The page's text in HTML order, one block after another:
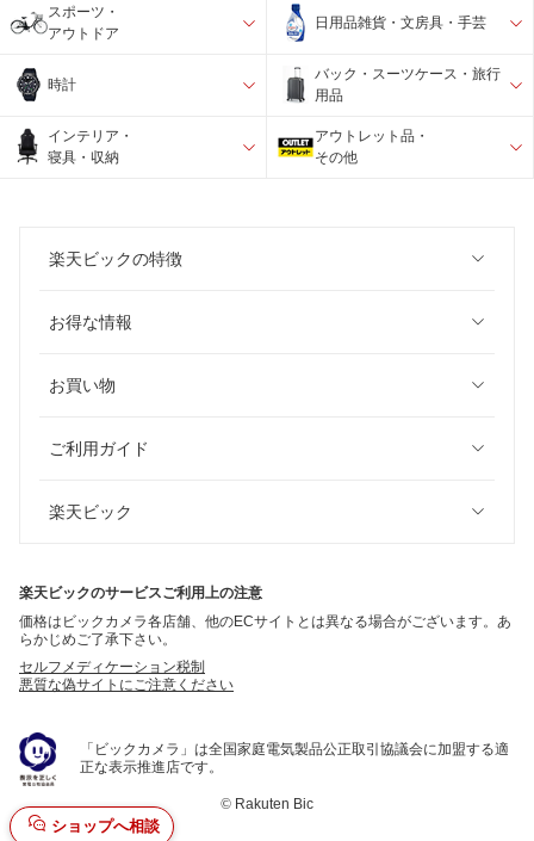
ショップへ相談
スポーツ・
アウトドア
日用品雑貨・文房具・手芸
時計
バック・スーツケース・旅行
用品
インテリア・
寝具・収納
アウトレット品・
その他
楽天ビックの特徴
お得な情報
お買い物
ご利用ガイド
楽天ビック
楽天ビックのサービスご利用上の注意
価格はビックカメラ各店舗、他のECサイトとは異なる場合がございます。あ
らかじめご了承下さい。
セルフメディケーション税制
悪質な偽サイトにご注意ください
「ビックカメラ」は全国家庭電気製品公正取引協議会に加盟する適
正な表示推進店です。
© Rakuten Bic